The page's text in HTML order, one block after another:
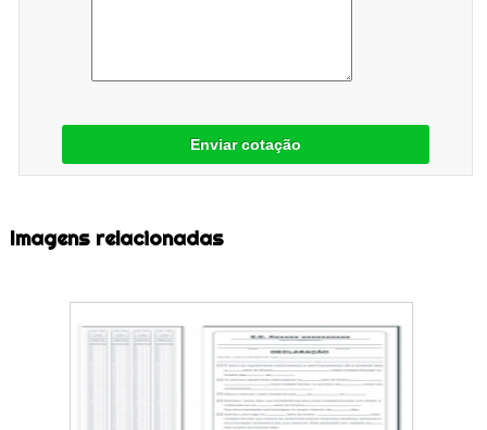
Enviar cotação
Imagens relacionadas